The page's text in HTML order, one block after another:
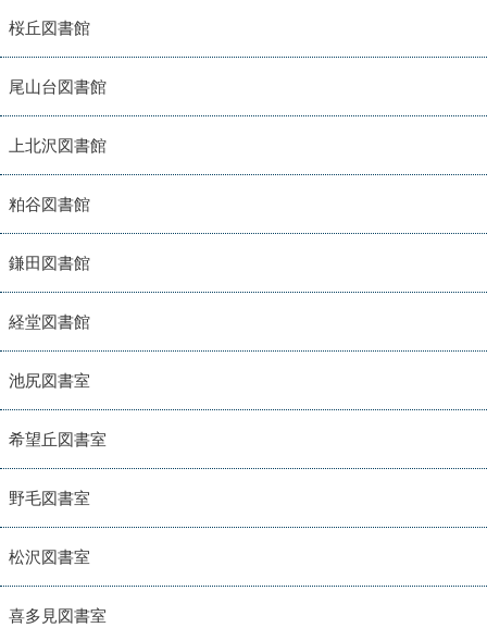
桜丘図書館
尾山台図書館
上北沢図書館
粕谷図書館
鎌田図書館
経堂図書館
池尻図書室
希望丘図書室
野毛図書室
松沢図書室
喜多見図書室